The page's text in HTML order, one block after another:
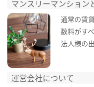
マンスリーマンション
通常の賃
数料がす
法人様の
運営会社について